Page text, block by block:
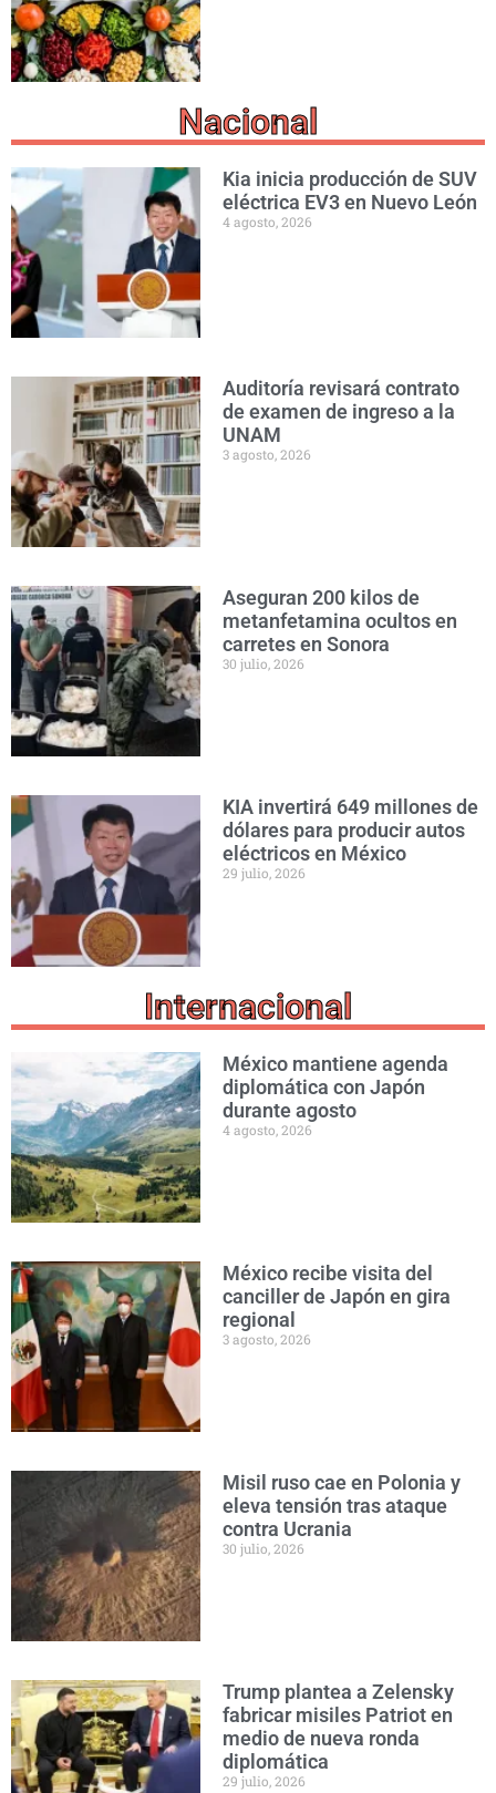
Nacional
Kia inicia producción de SUV
eléctrica EV3 en Nuevo León
4 agosto, 2026
Auditoría revisará contrato
de examen de ingreso a la
UNAM
3 agosto, 2026
Aseguran 200 kilos de
metanfetamina ocultos en
carretes en Sonora
30 julio, 2026
KIA invertirá 649 millones de
dólares para producir autos
eléctricos en México
29 julio, 2026
Internacional
México mantiene agenda
diplomática con Japón
durante agosto
4 agosto, 2026
México recibe visita del
canciller de Japón en gira
regional
3 agosto, 2026
Misil ruso cae en Polonia y
eleva tensión tras ataque
contra Ucrania
30 julio, 2026
Trump plantea a Zelensky
fabricar misiles Patriot en
medio de nueva ronda
diplomática
29 julio, 2026